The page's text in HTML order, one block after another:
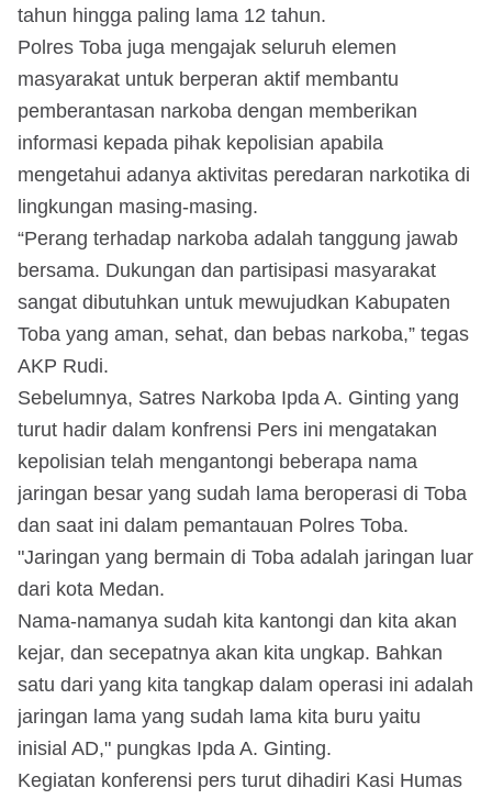
tahun hingga paling lama 12 tahun.
Polres Toba juga mengajak seluruh elemen
masyarakat untuk berperan aktif membantu
pemberantasan narkoba dengan memberikan
informasi kepada pihak kepolisian apabila
mengetahui adanya aktivitas peredaran narkotika di
lingkungan masing-masing.
“Perang terhadap narkoba adalah tanggung jawab
bersama. Dukungan dan partisipasi masyarakat
sangat dibutuhkan untuk mewujudkan Kabupaten
Toba yang aman, sehat, dan bebas narkoba,” tegas
AKP Rudi.
Sebelumnya, Satres Narkoba Ipda A. Ginting yang
turut hadir dalam konfrensi Pers ini mengatakan
kepolisian telah mengantongi beberapa nama
jaringan besar yang sudah lama beroperasi di Toba
dan saat ini dalam pemantauan Polres Toba.
"Jaringan yang bermain di Toba adalah jaringan luar
dari kota Medan.
Nama-namanya sudah kita kantongi dan kita akan
kejar, dan secepatnya akan kita ungkap. Bahkan
satu dari yang kita tangkap dalam operasi ini adalah
jaringan lama yang sudah lama kita buru yaitu
inisial AD," pungkas Ipda A. Ginting.
Kegiatan konferensi pers turut dihadiri Kasi Humas